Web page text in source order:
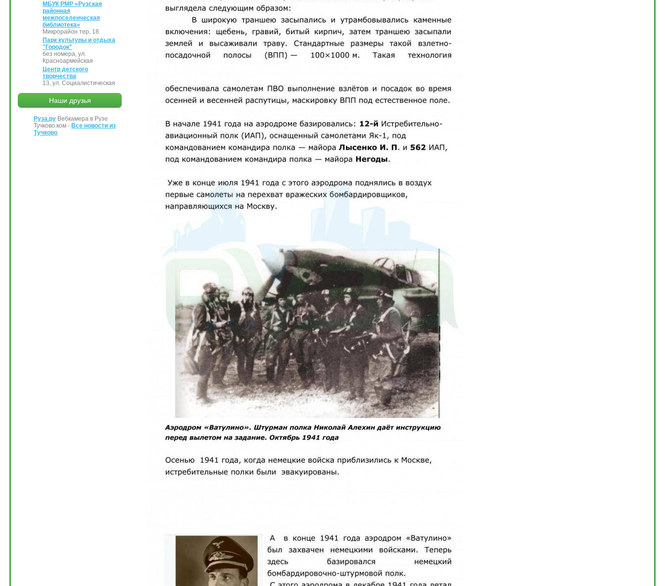
МБУК РМР «Рузская
районная
межпоселенческая
библиотека»
Микрорайон тер, 18
Парк культуры и отдыха
"Городок"
без номера, ул.
Красноармейская
Центр детского
творчества
13, ул. Социалистическая
Наши друзья
Руза.ру Вебкамера в Рузе
Тучково.ком - Все новости из
Тучково.